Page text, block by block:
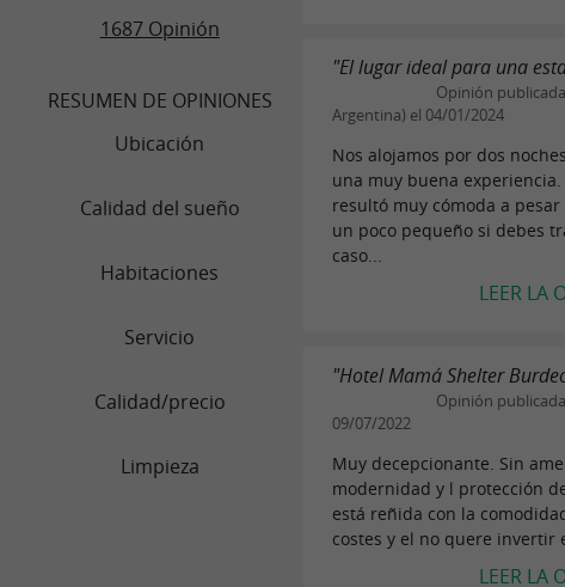
1687 Opinión
RESUMEN DE OPINIONES
Ubicación
Calidad del sueño
Habitaciones
Servicio
Calidad/precio
Limpieza
"El lugar ideal para una
Opinión
Argentina) el 04/01/2024
Nos alojamos por dos
una muy buena
resultó muy cómoda a
un poco pequeño si debes
caso...
LEER LA
"Hotel Mamá Shelter
Opinión
09/07/2022
Muy decepcionante. Sin
modernidad y l protección
está reñida con la
costes y el no quere invertir
LEER LA